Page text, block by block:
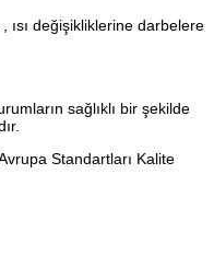
ısı değişikliklerine darbelere
sağlıklı bir şekilde
Standartları Kalite